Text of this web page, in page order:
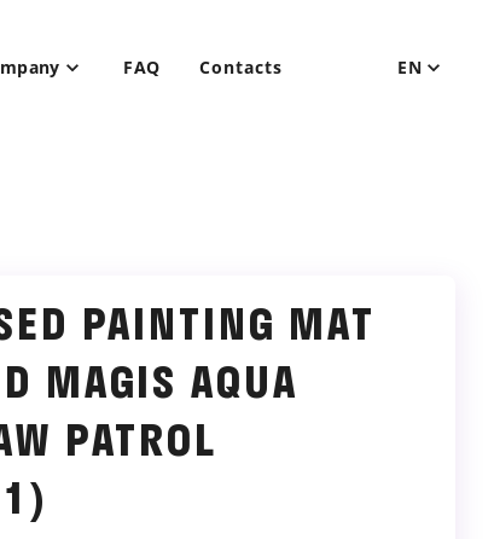
FAQ Contacts EN
PAINTING MAT
MAGIS AQUA
PATROL